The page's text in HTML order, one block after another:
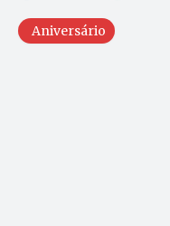
Aniversário